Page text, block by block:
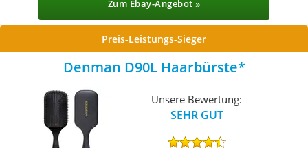
Zum Ebay-Angebot »
Preis-Leistungs-Sieger
Denman D90L Haarbürste
Unsere Bewertung:
SEHR GUT